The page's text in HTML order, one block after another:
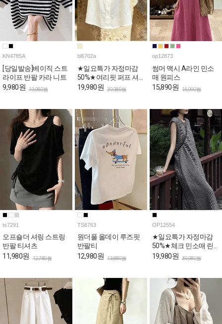
KN4785A
[당일발송]베이직 스트
라이프 반팔 카라 니트
9,980원 19,980원
bl6702a
★일요특가 자정마감
50%★여리핏 퍼프 셔
링 반소매 블라우스
19,980원 39,980원
op12873
썸머 맥시 A라인 민소
매 원피스
15,890원 16,990원
ts7291
오프숄더 셔링 스트링
반팔 티셔츠
11,980원 12,780원
TS6763
원더풀 올데이 루즈핏
반팔티
12,980원 13,880원
OP12554
★일요특가 자정마감
50%★체크 민소매 린
넨 롱 원피스
19,980원 39,980원